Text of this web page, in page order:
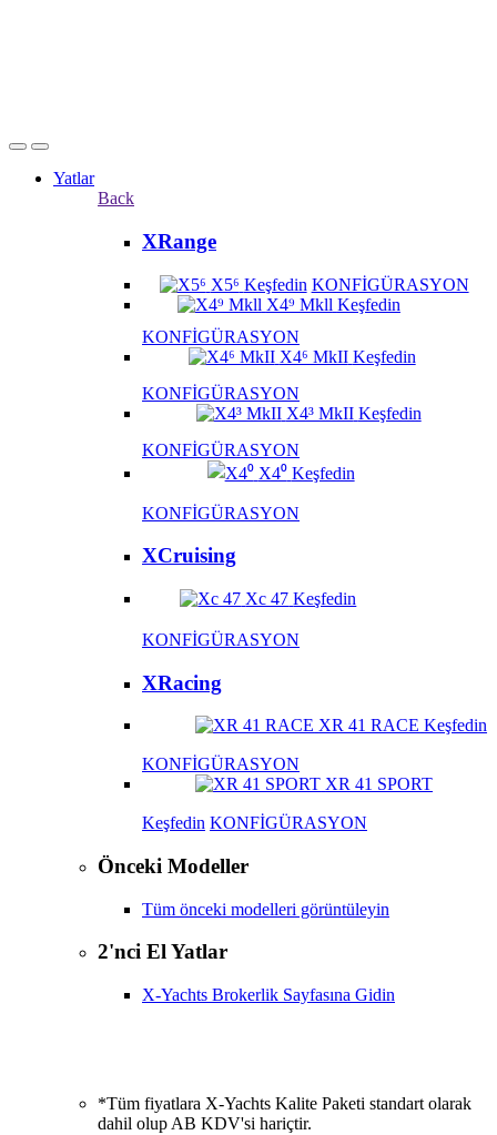
Yatlar
Back
XRange
X5⁶ Keşfedin KONFİGÜRASYON
X4⁹ Mkll Keşfedin
KONFİGÜRASYON
X4⁶ MkII Keşfedin
KONFİGÜRASYON
X4³ MkII Keşfedin
KONFİGÜRASYON
X4⁰ Keşfedin
KONFİGÜRASYON
XCruising
Xc 47 Keşfedin
KONFİGÜRASYON
XRacing
XR 41 RACE Keşfedin
KONFİGÜRASYON
XR 41 SPORT
Keşfedin KONFİGÜRASYON
Önceki Modeller
Tüm önceki modelleri görüntüleyin
2'nci El Yatlar
X-Yachts Brokerlik Sayfasına Gidin
*Tüm fiyatlara X-Yachts Kalite Paketi standart olarak
dahil olup AB KDV'si hariçtir.